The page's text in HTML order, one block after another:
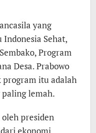
yang
Sehat,
Program
Desa. Prabowo
program itu adalah
lemah.
presiden